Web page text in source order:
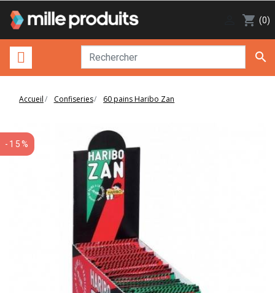
shopping_cart (0)

Accueil Confiseries 60 pains Haribo Zan
-15%